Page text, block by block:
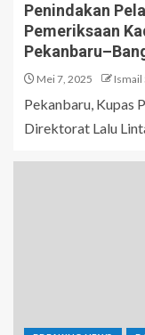
Penindakan
Pemeriksaan
Mei 7, 2025 Ismail
Pekanbaru, Kupas
Direktorat Lalu